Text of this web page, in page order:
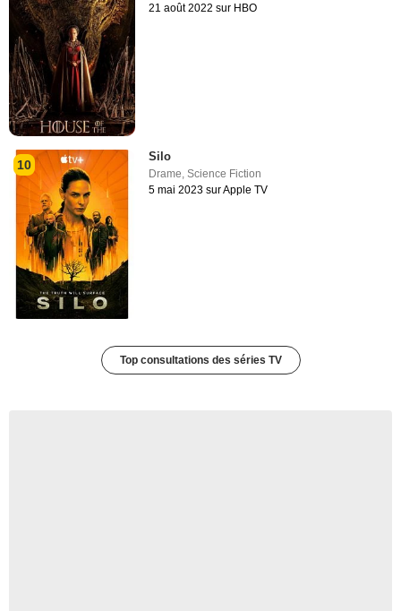
21 août 2022 sur HBO
10
Silo
Drame,Science Fiction
5 mai 2023 sur Apple TV
Top consultations des séries TV